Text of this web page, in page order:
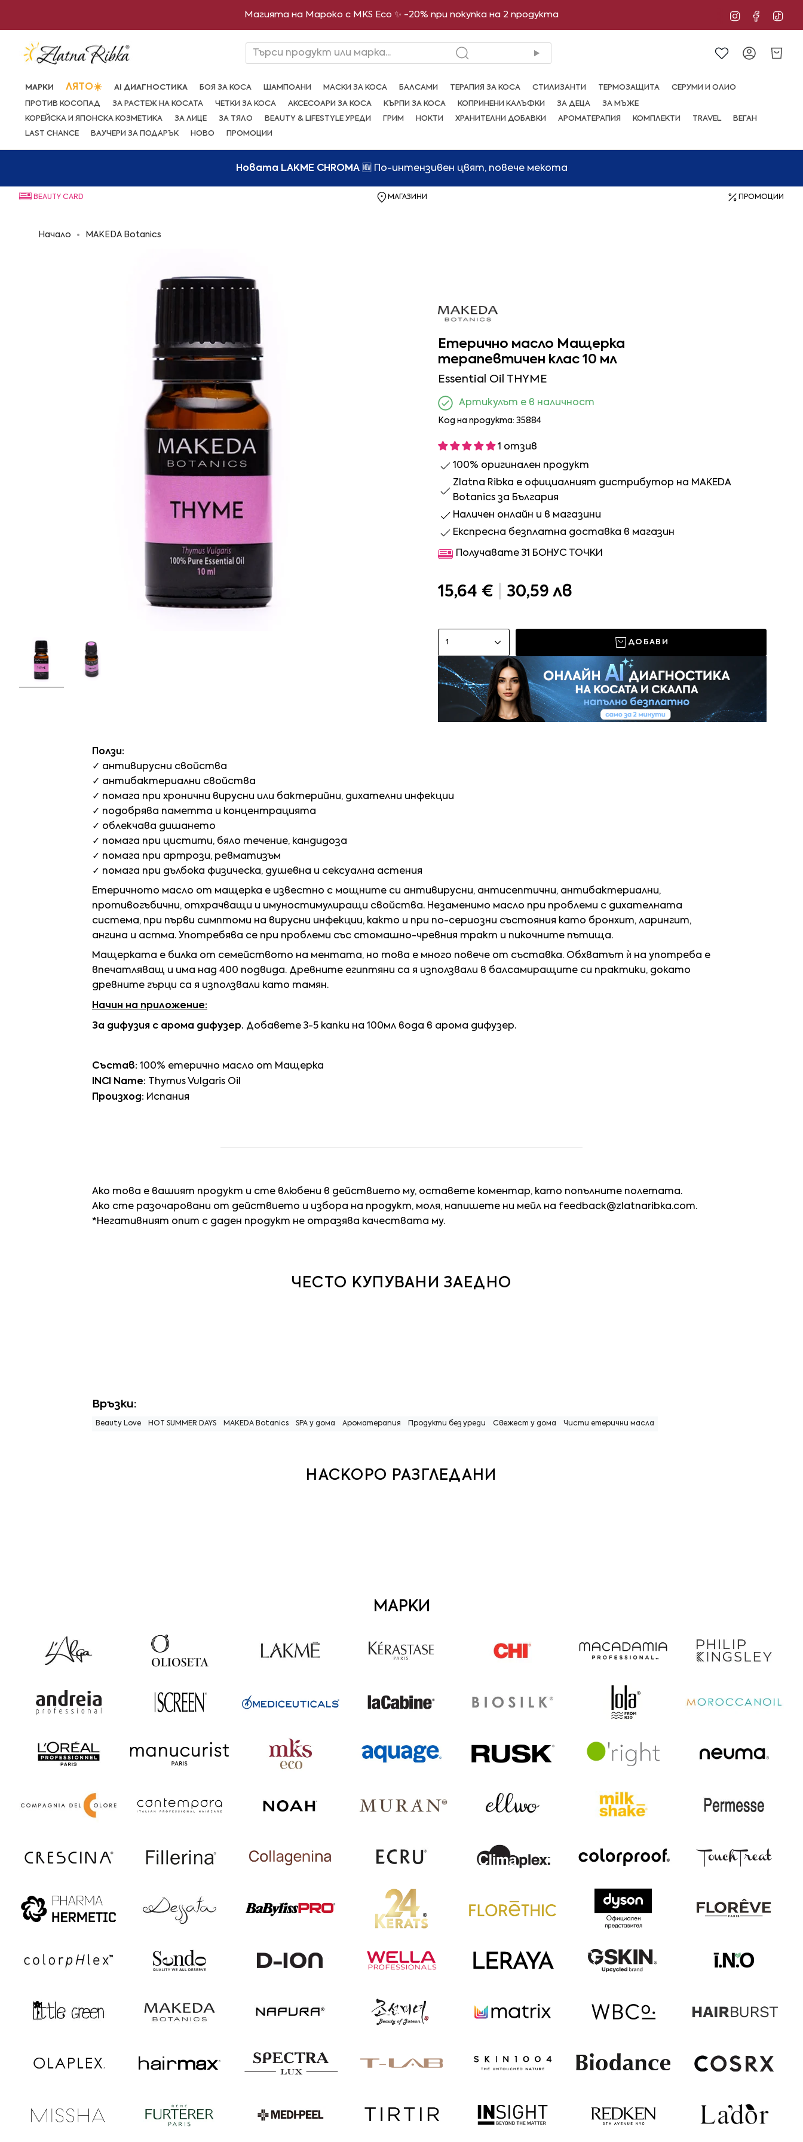
Новата LAKME CHROMA🆕 По-интензивен цвят, повече мекота
Магията на Мароко с MKS Eco ✨ -20% при покупка на 2 продукта Instagram
Търси продукт или марка... Сметка
МАРКИ ЛЯТО☀️ AI ДИАГНОСТИКА БОЯ ЗА КОСА ШАМПОАНИ МАСКИ ЗА КОСА БАЛСАМИ ТЕРАПИЯ ЗА КОСА СТИЛИЗАНТИ ТЕРМОЗАЩИТА СЕРУМИ И ОЛИО
ПРОТИВ КОСОПАД ЗА РАСТЕЖ НА КОСАТА ЧЕТКИ ЗА КОСА АКСЕСОАРИ ЗА КОСА КЪРПИ ЗА КОСА КОПРИНЕНИ КАЛЪФКИ ЗА ДЕЦА
ЗА МЪЖЕ
КОРЕЙСКА И ЯПОНСКА КОЗМЕТИКА
ЗА ЛИЦЕ ЗА ТЯЛО BEAUTY & LIFESTYLE УРЕДИ ГРИМ НОКТИ ХРАНИТЕЛНИ ДОБАВКИ АРОМАТЕРАПИЯ КОМПЛЕКТИ TRAVEL
ВЕГАН
LAST CHANCE
ВАУЧЕРИ ЗА ПОДАРЪК НОВО ПРОМОЦИИ
BEAUTY CARD МАГАЗИНИ ПРОМОЦИИ
Начало MAKEDA Botanics
Етерично масло Мащерка
терапевтичен клас 10 мл
Essential Oil THYME
Артикулът е в наличност
Код на продукта: 35884
1 отзив
100% оригинален продукт
Zlatna Ribka е официалният дистрибутор на MAKEDA
Botanics за България
Наличен онлайн и в магазини
Експресна безплатна доставка в магазин
Получавате 31 БОНУС ТОЧКИ
15,64 € 30,59 лв
1 ДОБАВИ
Ползи:
✓ антивирусни свойства
✓ антибактериални свойства
✓ помага при хронични вирусни или бактерийни, дихателни инфекции
✓ подобрява паметта и концентрацията
✓ облекчава дишането
✓ помага при цистити, бяло течение, кандидоза
✓ помага при артрози, ревматизъм
✓ помага при дълбока физическа, душевна и сексуална астения
Етеричното масло от мащерка е известно с мощните си антивирусни, антисептични, антибактериални,
противогъбични, отхрачващи и имуностимулиращи свойства. Незаменимо масло при проблеми с дихателната
система, при първи симптоми на вирусни инфекции, както и при по-сериозни състояния като бронхит, ларингит,
ангина и астма. Употребява се при проблеми със стомашно-чревния тракт и пикочните пътища.
Мащерката е билка от семейството на ментата, но това е много повече от съставка. Обхватът ѝ на употреба е
впечатляващ и има над 400 подвида. Древните египтяни са я използвали в балсамиращите си практики, докато
древните гърци са я използвали като тамян.
Начин на приложение:
За дифузия с арома дифузер. Добавете 3-5 капки на 100мл вода в арома дифузер.
Състав: 100% етерично масло от Мащерка
INCI Name: Thymus Vulgaris Oil
Произход: Испания
Ако това е вашият продукт и сте влюбени в действието му, оставете коментар, като попълните полетата.
Ако сте разочаровани от действието и избора на продукт, моля, напишете ни мейл на feedback@zlatnaribka.com.
*Негативният опит с даден продукт не отразява качествата му.
ЧЕСТО КУПУВАНИ ЗАЕДНО
Връзки:
Beauty Love HOT SUMMER DAYS MAKEDA Botanics SPA у дома Ароматерапия Продукти без уреди Свежест у дома Чисти етерични масла
НАСКОРО РАЗГЛЕДАНИ
МАРКИ